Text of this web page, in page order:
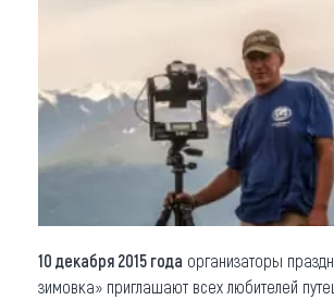
Коллекция впечатлений
Другие рубрики
10 декабря 2015 года организаторы
зимовка» приглашают всех любителей